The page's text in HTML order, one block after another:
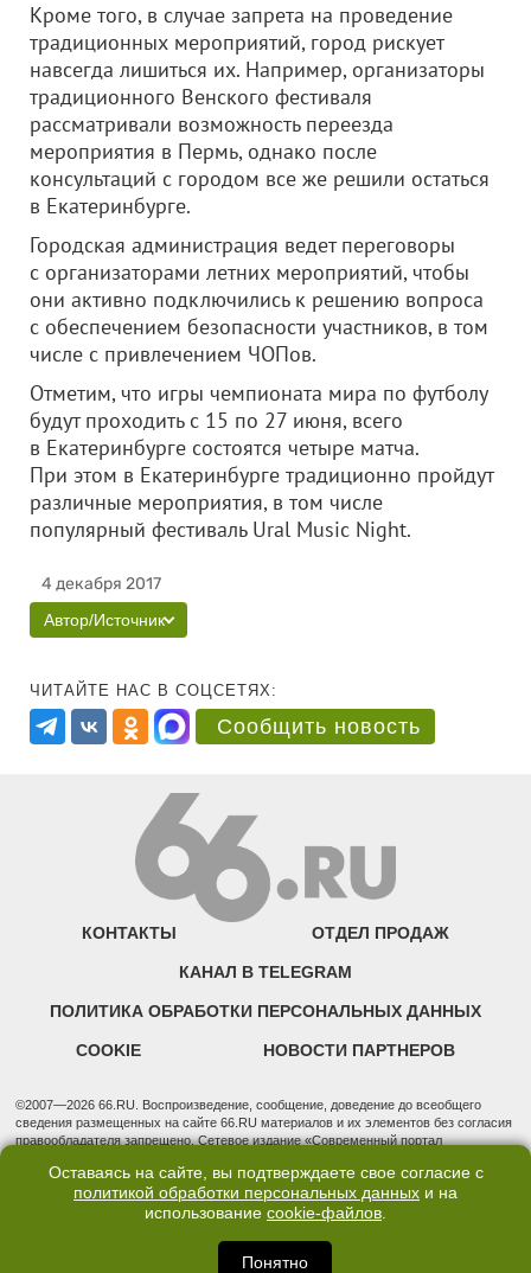
Кроме того, в случае запрета на проведение
традиционных мероприятий, город рискует
навсегда лишиться их. Например, организаторы
традиционного Венского фестиваля
рассматривали возможность переезда
мероприятия в Пермь, однако после
консультаций с городом все же решили остаться
в Екатеринбурге.
Городская администрация ведет переговоры
с организаторами летних мероприятий, чтобы
они активно подключились к решению вопроса
с обеспечением безопасности участников, в том
числе с привлечением ЧОПов.
Отметим, что игры чемпионата мира по футболу
будут проходить с 15 по 27 июня, всего
в Екатеринбурге состоятся четыре матча.
При этом в Екатеринбурге традиционно пройдут
различные мероприятия, в том числе
популярный фестиваль Ural Music Night.
4 декабря 2017
Автор/Источник
ЧИТАЙТЕ НАС В СОЦСЕТЯХ:
Сообщить новость
КОНТАКТЫ ОТДЕЛ ПРОДАЖ
КАНАЛ В TELEGRAM
ПОЛИТИКА ОБРАБОТКИ ПЕРСОНАЛЬНЫХ ДАННЫХ
COOKIE НОВОСТИ ПАРТНЕРОВ
©2007—2026 66.RU. Воспроизведение, сообщение, доведение до всеобщего
сведения размещенных на сайте 66.RU материалов и их элементов без согласия
правообладателя запрещено. Сетевое издание «Современный портал
надзору в сфере связи, информационных технологий и массовых коммуникаций
(Роскомнадзор). Регистрационный номер ЭЛ № ФС 77 - 76634 от 02.09.2019
Учредитель: Общество с ограниченной ответственностью "66.ру". Юридический
3, оф. 7015 Фактический адрес редакции и отдела продаж: 620014, Свердловская
обл., г. Екатеринбург, ул. Бориса Ельцина, д. 3, оф. 7015, +7 (343) 288-50-66
Оставаясь на сайте, вы подтверждаете свое согласие с
политикой обработки персональных данных и на
использование cookie-файлов.
Понятно